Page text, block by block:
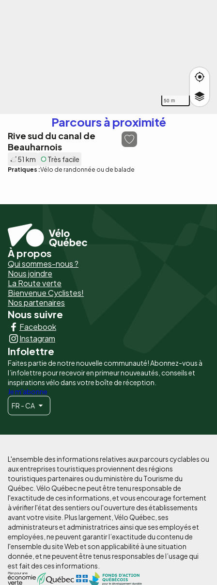
50 m
Parcours à proximité
Rive sud du canal de
Beauharnois
51 km Très facile
Pratiques :Vélo de randonnée ou de balade
Pied
de
page
-
Liens
principaux
À propos
Qui sommes-nous ?
Nous joindre
La Route verte
Bienvenue Cyclistes!
Nos partenaires
Nous suivre
Facebook
Instagram
Infolettre
Faites partie de notre nouvelle communauté! Abonnez-vous à
l’infolettre pour recevoir en primeur nouveautés, conseils et
inspirations vélo dans votre boîte de réception.
Je m'abonne
FR - CA
L'ensemble des informations relatives aux parcours cyclables ou
aux entreprises touristiques proviennent des régions
touristiques partenaires ou du ministère du Tourisme du
Québec. Vélo Québec ne peut être tenu responsable de
l'exactitude de ces informations, et vous encourage fortement
à vérifier l'état des sentiers ou l'ouverture des établissements
avant votre visite. Plus largement, Vélo Québec, ses
administrateurs et administratrices ainsi que ses employés et
employées, ne peuvent garantir l’exactitude du contenu de
l'ensemble du site Web et son applicabilité à une situation
donnée, et ne peuvent être tenus responsables de l’usage qui
est fait des ces informations.